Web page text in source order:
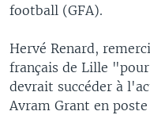
football (GFA).
Hervé Renard,
français de Lille
devrait succéder à
Avram Grant en